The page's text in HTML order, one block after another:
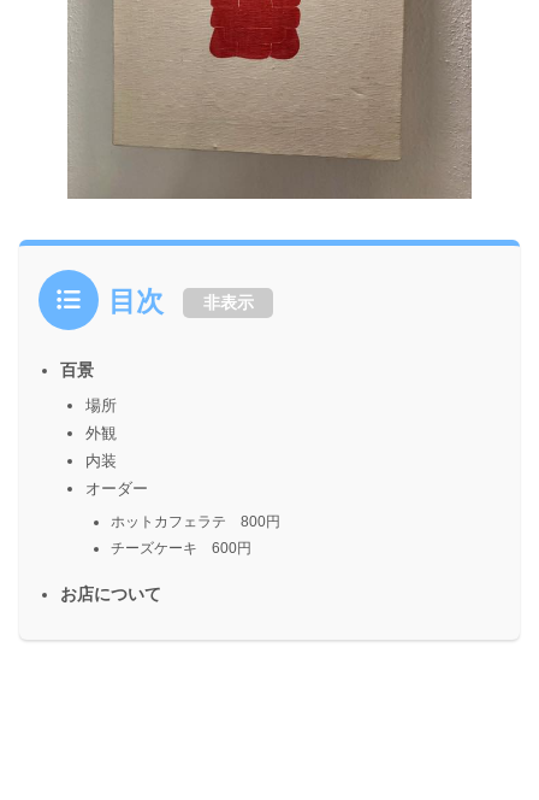
目次 非表示
百景
場所
外観
内装
オーダー
ホットカフェラテ 800円
チーズケーキ 600円
お店について